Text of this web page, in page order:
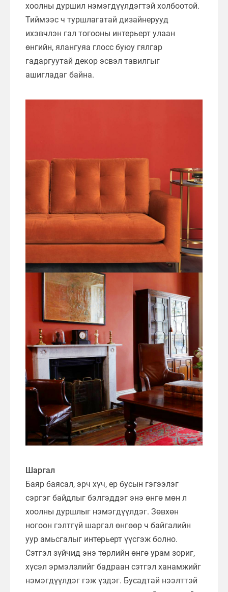
хоолны дуршил нэмэгдүүлдэгтэй холбоотой.
Тиймээс ч туршлагатай дизайнерууд
ихэвчлэн гал тогооны интерьерт улаан
өнгийн, ялангуяа глосс буюу гялгар
гадаргуутай декор эсвэл тавилгыг
ашигладаг байна.
Шаргал
Баяр баясал, эрч хүч, ер бусын гэгээлэг
сэргэг байдлыг бэлгэддэг энэ өнгө мөн л
хоолны дуршлыг нэмэгдүүлдэг. Зөвхөн
ногоон гэлтгүй шаргал өнгөөр ч байгалийн
уур амьсгалыг интерьерт үүсгэж болно.
Сэтгэл зүйчид энэ төрлийн өнгө урам зориг,
хүсэл эрмэлзлийг бадраан сэтгэл ханамжийг
нэмэгдүүлдэг гэж үздэг. Бусадтай нээлттэй